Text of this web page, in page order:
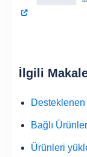
İlgili
Bağlı
Ürünleri